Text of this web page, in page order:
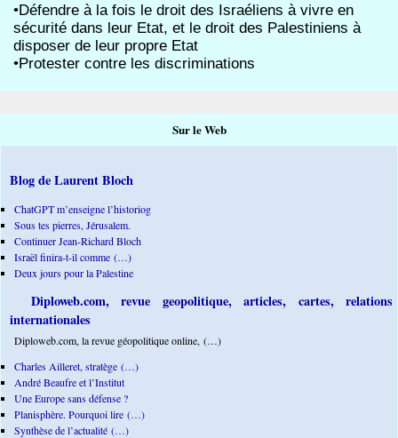
•Défendre à la fois le droit des Israéliens à vivre en
sécurité dans leur Etat, et le droit des Palestiniens à
disposer de leur propre Etat
•Protester contre les discriminations
Sur le Web
Blog de Laurent Bloch
ChatGPT m’enseigne l’historiog
Sous tes pierres, Jérusalem.
Continuer Jean-Richard Bloch
Israël finira-t-il comme (…)
Deux jours pour la Palestine
Diploweb.com, revue geopolitique, articles, cartes, relations
internationales
Diploweb.com, la revue géopolitique online, (…)
Charles Ailleret, stratège (…)
André Beaufre et l’Institut
Une Europe sans défense ?
Planisphère. Pourquoi lire (…)
Synthèse de l’actualité (…)